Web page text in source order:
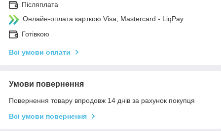
Післяплата
Онлайн-оплата карткою Visa, Mastercard - LiqPay
Готівкою
Всі умови оплати
Умови повернення
Повернення товару впродовж 14 днів за рахунок покупця
Всі умови повернення